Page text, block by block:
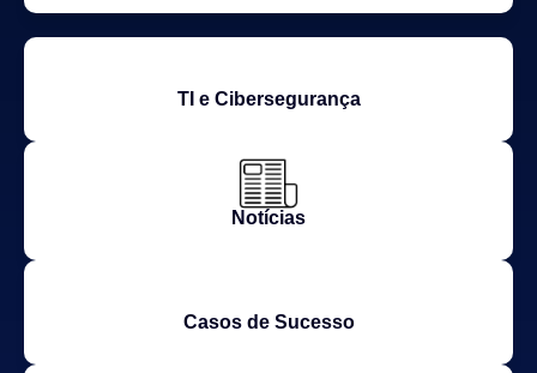
TI e Cibersegurança
Notícias
Casos de Sucesso